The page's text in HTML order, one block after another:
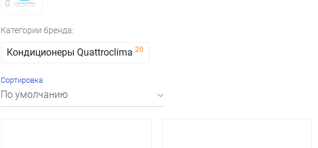
Категории бренда:
Кондиционеры Quattroclima 20
Сортировка